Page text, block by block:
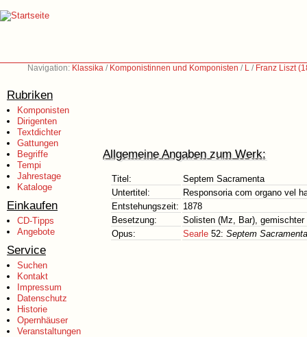
Navigation: Klassika / Komponistinnen und Komponisten / L / Franz Liszt
Rubriken
Komponisten
Dirigenten
Textdichter
Gattungen
Begriffe
Tempi
Jahrestage
Kataloge
Einkaufen
CD-Tipps
Angebote
Service
Suchen
Kontakt
Impressum
Datenschutz
Historie
Opernhäuser
Veranstaltungen
Allgemeine Angaben zum Werk:
Titel:
Septem Sacramenta
Untertitel:
Responsoria com organo vel
Entstehungszeit: 1878
Besetzung:
Solisten (Mz, Bar), gemischter
Opus:
Searle 52: Septem